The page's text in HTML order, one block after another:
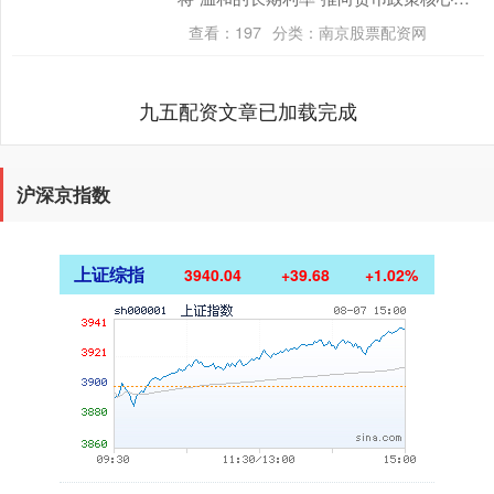
这可能颠覆华尔街数十年来奉行的投资规
则。 这一动向....
查看： 197 分类： 南京股票配资网
九五配资文章已加载完成
沪深京指数
上证综指 3940.04 +39.68 +1.02%